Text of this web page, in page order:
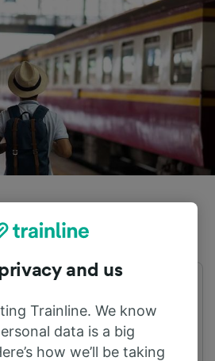
Paris
23:15
and us
Trainline. We know
data is a big
how we’ll be taking